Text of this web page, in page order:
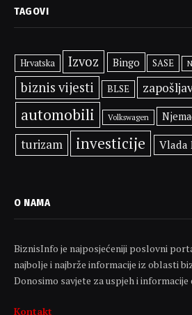
TAGOVI
Hrvatska Izvoz Bingo SASE
biznis vijesti BLSE
automobili Volkswagen
turizam
investicije Vlada
O NAMA
BiznisInfo je najposjećeniji poslovni
najbolje i najbrže informacije iz oblasti
Donosimo savjete za uspjeh i informacije
Kontakt